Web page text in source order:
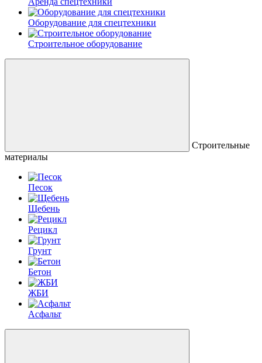
Оборудование для спецтехники
Строительное оборудование
Строительные
материалы
Песок
Щебень
Рецикл
Грунт
Бетон
ЖБИ
Асфальт